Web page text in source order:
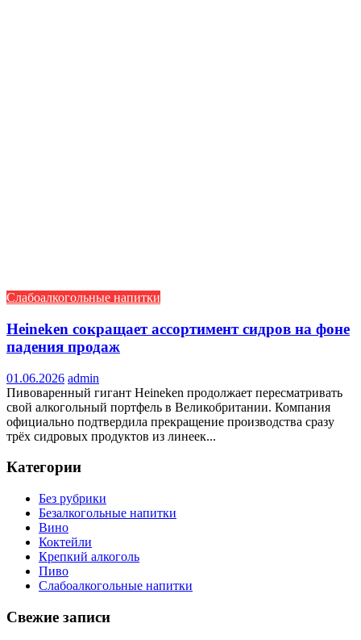
Слабоалкогольные напитки
Heineken сокращает ассортимент сидров на фоне
падения продаж
01.06.2026 admin
Пивоваренный гигант Heineken продолжает пересматривать
свой алкогольный портфель в Великобритании. Компания
официально подтвердила прекращение производства сразу
трёх сидровых продуктов из линеек...
Категории
Без рубрики
Безалкогольные напитки
Вино
Коктейли
Крепкий алкоголь
Пиво
Слабоалкогольные напитки
Свежие записи